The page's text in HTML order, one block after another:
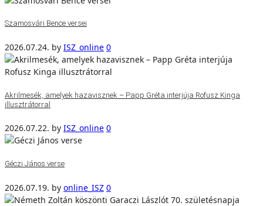
Szamosvári Bence versei
2026.07.24. by ISZ_online 0
Akrilmesék, amelyek hazavisznek – Papp Gréta interjúja Rofusz Kinga
illusztrátorral
2026.07.22. by ISZ_online 0
Géczi János verse
2026.07.19. by online_ISZ 0